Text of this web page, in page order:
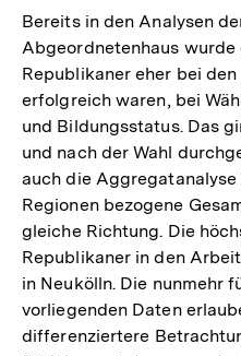
Bereits in den Analysen
Abgeordnetenhaus
Republikaner eher bei den
erfolgreich waren, bei
und Bildungsstatus. Das
und nach der Wahl
auch die
Regionen bezogene
gleiche Richtung. Die
Republikaner in den
in Neukölln. Die nunmehr
vorliegenden Daten
differenziertere